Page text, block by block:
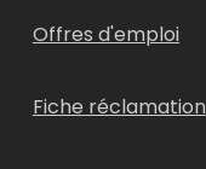
Offres d'emploi
Fiche réclamation